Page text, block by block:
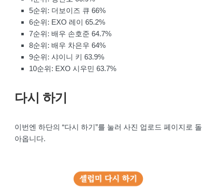
5순위: 더보이즈 큐 66%
6순위: EXO 레이 65.2%
7순위: 배우 손호준 64.7%
8순위: 배우 차은우 64%
9순위: 샤이니 키 63.9%
10순위: EXO 시우민 63.7%
다시 하기
이번엔 하단의 “다시 하기”를 눌러 사진 업로드 페이지로 돌
아옵니다.